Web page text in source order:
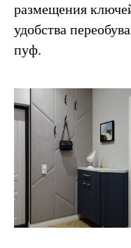
размещения
удобства
пуф.